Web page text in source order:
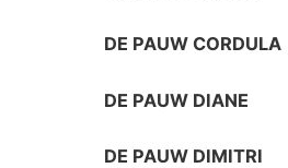
DE PAUW CORDULA
DE PAUW DIANE
DE PAUW DIMITRI